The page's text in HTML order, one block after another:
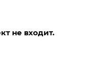
не входит.